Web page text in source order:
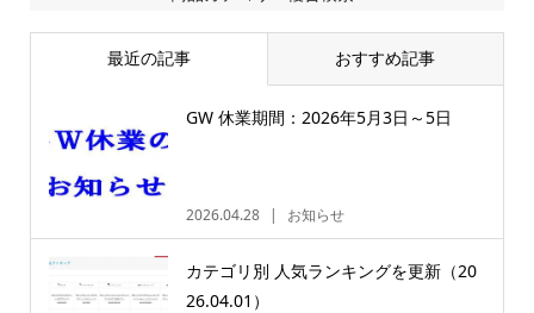
最近の記事 おすすめ記事
GW 休業期間：2026年5月3日～5日
2026.04.28 お知らせ
カテゴリ別 人気ランキングを更新（20
26.04.01）